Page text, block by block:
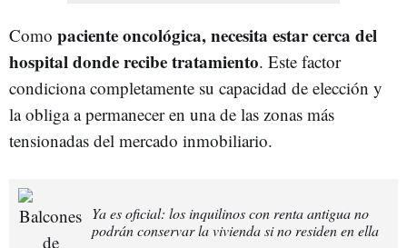
Como paciente oncológica, necesita estar cerca del
hospital donde recibe tratamiento. Este factor
condiciona completamente su capacidad de elección y
la obliga a permanecer en una de las zonas más
tensionadas del mercado inmobiliario.
Ya es oficial: los inquilinos con renta antigua no
podrán conservar la vivienda si no residen en ella